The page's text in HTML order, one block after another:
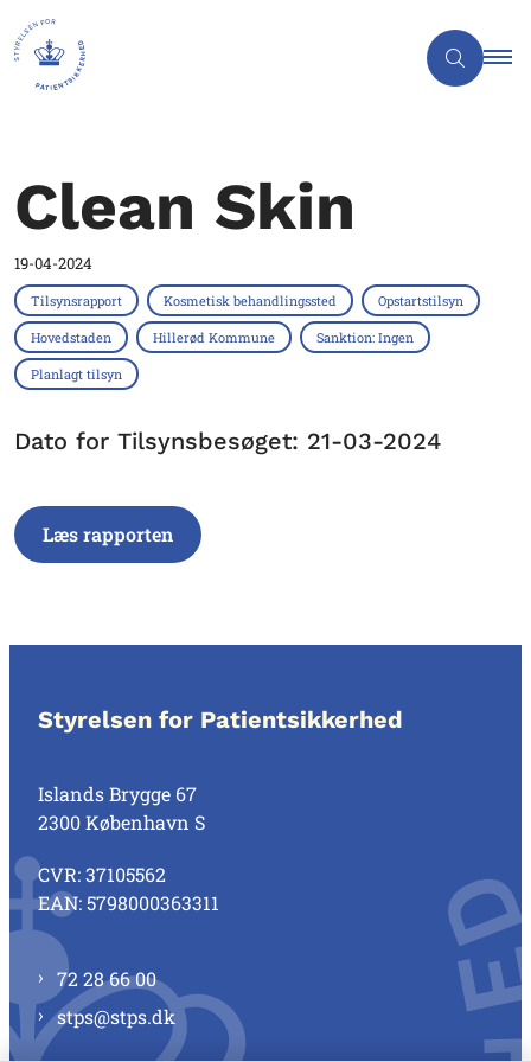
Clean Skin
19-04-2024
Tilsynsrapport Kosmetisk behandlingssted Opstartstilsyn
Hovedstaden Hillerød Kommune Sanktion: Ingen
Planlagt tilsyn
Dato for Tilsynsbesøget: 21-03-2024
Læs rapporten
Styrelsen for Patientsikkerhed
Islands Brygge 67
2300 København S
CVR: 37105562
EAN: 5798000363311
72 28 66 00
stps@stps.dk